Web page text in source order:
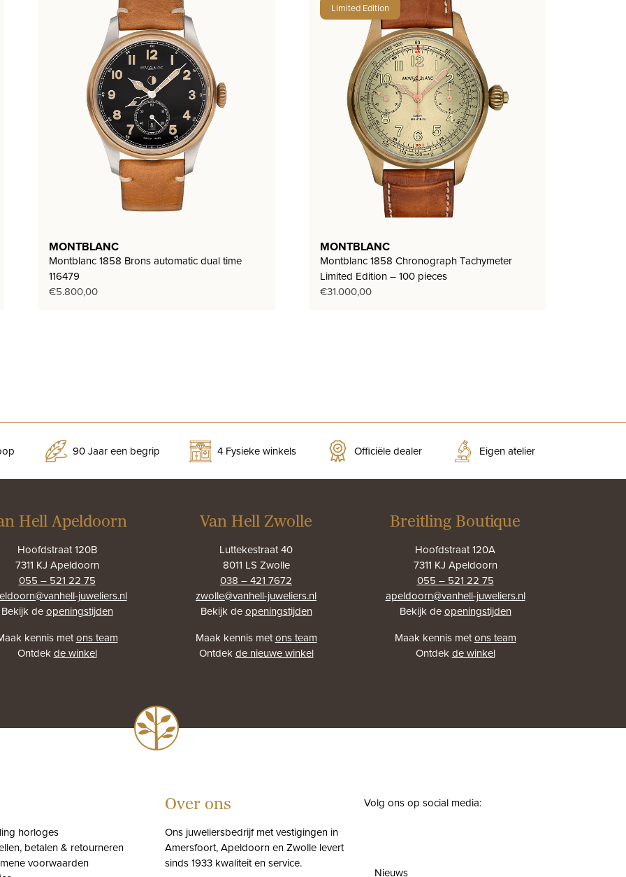
MONTBLANC
Montblanc 1858 Brons automatic dual time
116479
€5.800,00
Limited Edition
MONTBLANC
Montblanc 1858 Chronograph Tachymeter
Limited Edition – 100 pieces
€31.000,00
90 Jaar een begrip 4 Fysieke winkels Officiële dealer Eigen atelier
Hell Apeldoorn
Hoofdstraat 120B
7311 KJ Apeldoorn
055 – 521 22 75
juweliers.nl
Bekijk deopeningstijden
kennis metons team
Ontdekde winkel
Van Hell Zwolle
Luttekestraat 40
8011 LS Zwolle
038 – 421 7672
zwolle@vanhell-juweliers.nl
Bekijk deopeningstijden
Maak kennis metons team
Ontdekde nieuwe winkel
Breitling Boutique
Hoofdstraat 120A
7311 KJ Apeldoorn
055 – 521 22 75
apeldoorn@vanhell-juweliers.nl
Bekijk deopeningstijden
Maak kennis metons team
Ontdekde winkel
horloges
betalen & retourneren
voorwaarden
Over ons
Ons juweliersbedrijf met vestigingen in
Amersfoort, Apeldoorn en Zwolle levert
sinds 1933 kwaliteit en service.
Volg ons op social media:
Nieuws